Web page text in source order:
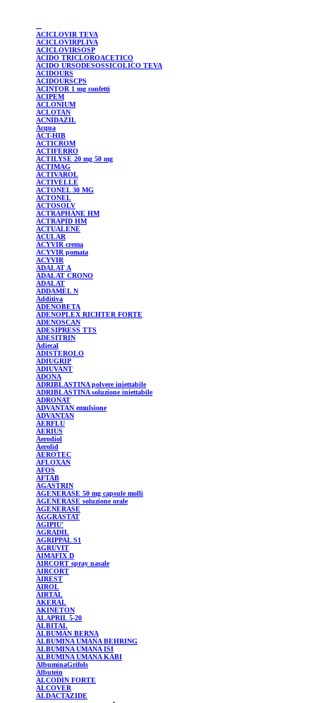
ACICLOVIRTEVA
ACICLOVIRPLIVA
ACICLOVIRSOSP
ACIDO TRICLOROACETICO
ACIDO URSODESOSSICOLICO TEVA
ACIDOURS
ACIDOURSCPS
ACINTOR1 mg confetti
ACIPEM
ACLONIUM
ACLOTAN
ACNIDAZIL
Acqua
ACT-HIB
ACTICROM
ACTIFERRO
ACTILYSE 20 mg 50 mg
ACTIMAG
ACTIVAROL
ACTIVELLE
ACTONEL30 MG
ACTONEL
ACTOSOLV
ACTRAPHANE HM
ACTRAPID HM
ACTUALENE
ACULAR
ACYVIRcrema
ACYVIRpomata
ACYVIR
ADALATA
ADALAT CRONO
ADALAT
ADDAMELN
Additiva
ADENOBETA
ADENOPLEX RICHTER FORTE
ADENOSCAN
ADESIPRESS TTS
ADESITRIN
Adiecal
ADISTEROLO
ADIUGRIP
ADIUVANT
ADONA
ADRIBLASTINApolvere iniettabile
ADRIBLASTINAsoluzione iniettabile
ADRONAT
ADVANTAN emulsione
ADVANTAN
AERFLU
AERIUS
Aerodiol
Aerolid
AEROTEC
AFLOXAN
AFOS
AFTAB
AGASTRIN
AGENERASE 50 mg capsule molli
AGENERASE soluzione orale
AGENERASE
AGGRASTAT
AGIPIU'
AGRADIL
AGRIPPALS1
AGRUVIT
AIMAFIX D
AIRCORT spray nasale
AIRCORT
AIREST
AIROL
AIRTAL
AKERAL
AKINETON
ALAPRIL5-20
ALBITAL
ALBUMAN BERNA
ALBUMINA UMANA BEHRING
ALBUMINA UMANA ISI
ALBUMINA UMANA KABI
AlbuminaGrifols
Albutein
ALCODIN FORTE
ALCOVER
ALDACTAZIDE